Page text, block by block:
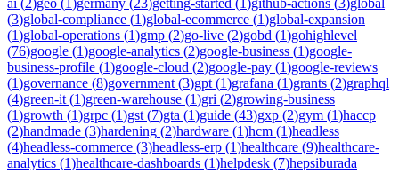
(3)global-compliance (1)global-ecommerce (1)global-expansion
(1)global-operations (1)gmp (2)go-live (2)gobd (1)gohighlevel
(76)google (1)google-analytics (2)google-business (1)google-
business-profile (1)google-cloud (2)google-pay (1)google-reviews
(1)governance (8)government (3)gpt (1)grafana (1)grants (2)graphql
(4)green-it (1)green-warehouse (1)gri (2)growing-business
(1)growth (1)grpc (1)gst (7)gta (1)guide (43)gxp (2)gym (1)haccp
(2)handmade (3)hardening (2)hardware (1)hcm (1)headless
(4)headless-commerce (3)headless-erp (1)healthcare (9)healthcare-
analytics (1)healthcare-dashboards (1)helpdesk (7)hepsiburada